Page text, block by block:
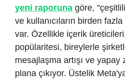
yeni raporuna göre,
ve kullanıcıların birden
var. Özellikle içerik
popülaritesi, bireylerle
mesajlaşma artışı ve yapay
plana çıkıyor. Üstelik